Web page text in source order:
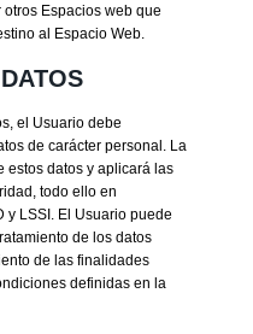
Espacios web que
al Espacio Web.
el Usuario debe
de carácter personal. La
estos datos y aplicará las
todo ello en
y LSSI. El Usuario puede
de los datos
de las finalidades
definidas en la